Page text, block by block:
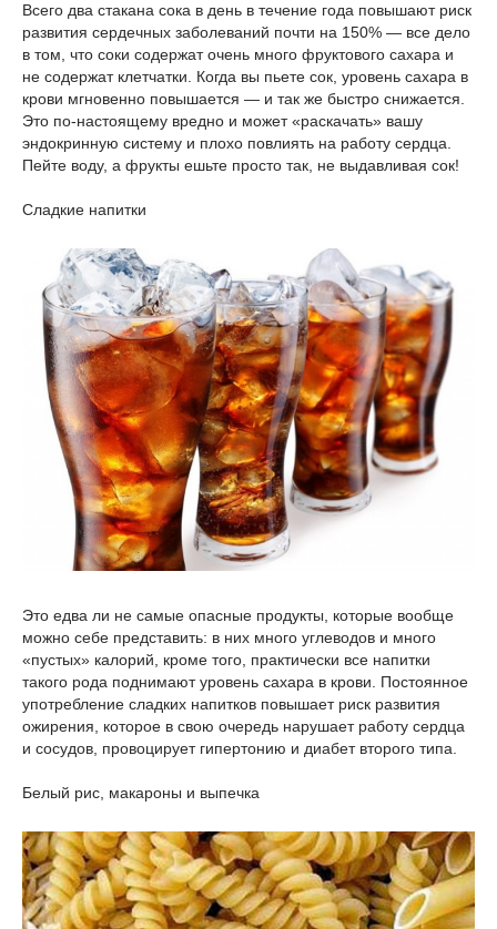
Всего два стакана сока в день в течение года повышают риск
развития сердечных заболеваний почти на 150% — все дело
в том, что соки содержат очень много фруктового сахара и
не содержат клетчатки. Когда вы пьете сок, уровень сахара в
крови мгновенно повышается — и так же быстро снижается.
Это по‑настоящему вредно и может «раскачать» вашу
эндокринную систему и плохо повлиять на работу сердца.
Пейте воду, а фрукты ешьте просто так, не выдавливая сок!
Сладкие напитки
Это едва ли не самые опасные продукты, которые вообще
можно себе представить: в них много углеводов и много
«пустых» калорий, кроме того, практически все напитки
такого рода поднимают уровень сахара в крови. Постоянное
употребление сладких напитков повышает риск развития
ожирения, которое в свою очередь нарушает работу сердца
и сосудов, провоцирует гипертонию и диабет второго типа.
Белый рис, макароны и выпечка